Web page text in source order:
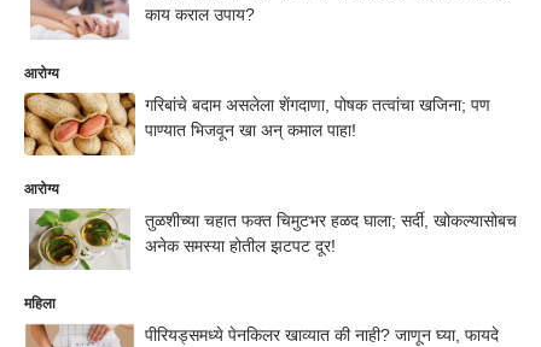
काय कराल उपाय?
आरोग्य
गरिबांचे बदाम असलेला शेंगदाणा, पोषक तत्वांचा खजिना; पण
पाण्यात भिजवून खा अन् कमाल पाहा!
आरोग्य
तुळशीच्या चहात फक्त चिमुटभर हळद घाला; सर्दी, खोकल्यासोबच
अनेक समस्या होतील झटपट दूर!
महिला
पीरियड्समध्ये पेनकिलर खाव्यात की नाही? जाणून घ्या, फायदे